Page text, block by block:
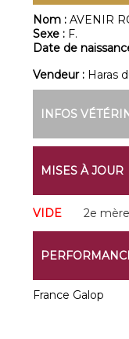
Nom :AVENIR
Sexe : F.
Date de
Vendeur : Haras
INFOS
MISES À JOUR
VIDE 2e
France Galop